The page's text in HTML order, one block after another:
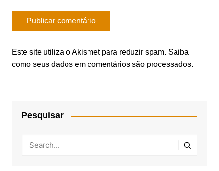
Este site utiliza o Akismet para reduzir spam. Saiba
como seus dados em comentários são processados.
Pesquisar